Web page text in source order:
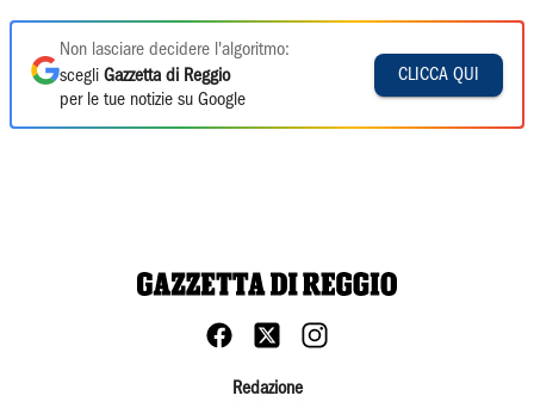
Non lasciare decidere l'algoritmo:
scegli Gazzetta di Reggio
per le tue notizie su Google
CLICCA QUI
Redazione